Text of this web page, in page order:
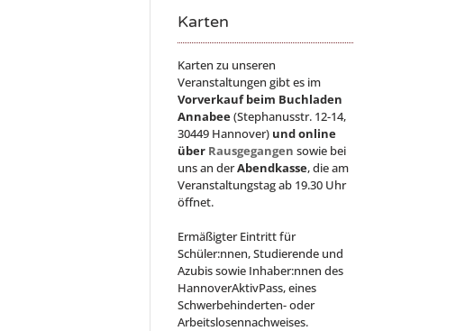
Karten
Karten zu unseren
Veranstaltungen gibt es im
Vorverkauf beim Buchladen
Annabee(Stephanusstr. 12-14,
30449 Hannover) und online
über Rausgegangen sowie bei
uns an derAbendkasse, die am
Veranstaltungstag ab 19.30 Uhr
öffnet.
Ermäßigter Eintritt für
Schüler:nnen, Studierende und
Azubis sowie Inhaber:nnen des
HannoverAktivPass, eines
Schwerbehinderten- oder
Arbeitslosennachweises.